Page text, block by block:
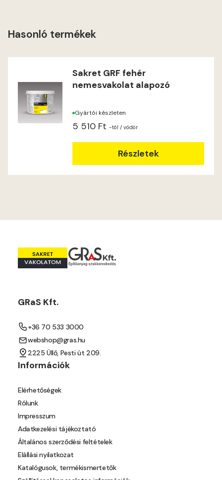
Lime E
Magnolia D
Magnolia E
Mandarin E
Mouse-grey E
Pumpkin E
Hasonló termékek
Sakret GRF fehér
nemesvakolat alapozó
Gyártói készleten
5 510 Ft -tól / vödör
Részletek
GRaS Kft.
+36 70 533 3000
webshop@gras.hu
2225 Üllő, Pesti út 209.
Információk
Elérhetőségek
Rólunk
Impresszum
Adatkezelési tájékoztató
Általános szerződési feltételek
Elállási nyilatkozat
Katalógusok, termékismertetők